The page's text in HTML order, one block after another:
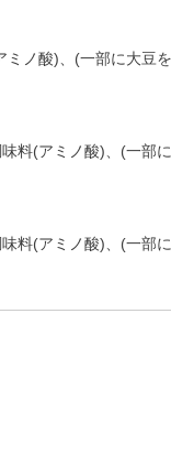
ミノ酸)、(一部に大豆
料(アミノ酸)、(一部
料(アミノ酸)、(一部